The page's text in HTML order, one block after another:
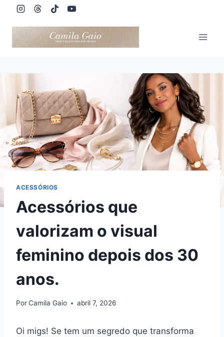
Pular
Conteúdo
ACESSÓRIOS
Acessórios que
valorizam o visual
feminino depois dos 30
anos.
PorCamila Gaio abril 7, 2026
Oi migs! Se tem um segredo que transforma